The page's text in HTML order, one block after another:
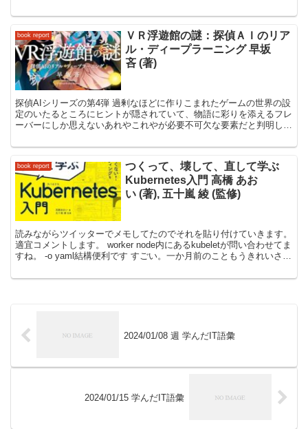
book report
ＶＲ浮遊館の謎：探偵ＡＩのリア
ル・ディープラーニング 早坂
吝 (著)
探偵AIシリーズの第4弾 過剰なほどに作りこまれたゲームの世界の設
定のいたるところにヒントが隠されていて、物語に彩りを添えるフレ
ーバーにしか思えないあれやこれやが必要不可欠な要素だと判明して
book report
つくって、壊して、直して学ぶ
Kubernetes入門 高橋 あお
い (著), 五十嵐 綾 (監修)
読みながらツイッターでメモしてたのでそれを貼り付けていきます。
適宜コメントします。 worker node内にあるkubeletが問い合わせてま
すね。 -o yaml結構便利です すごい。一か月前のこともうきれいさっ
2024/01/08 週 学んだIT語彙
2024/01/15 学んだIT語彙